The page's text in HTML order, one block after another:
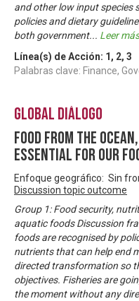
and other low input species
policies and dietary
both government... Leer más
Línea(s) de Acción: 1 , 2, 3
Palabras clave: Finance,
Global Diálogo
Food from the
essential for our
Enfoque geográfico: Sin
Discussion topic outcome
Group 1: Food security,
aquatic foods Discussion
foods are recognised by
nutrients that can help end
directed transformation so
objectives. Fisheries are
the moment without any